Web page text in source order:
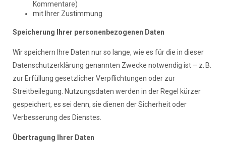
Kommentare)
mit Ihrer Zustimmung
Speicherung Ihrer personenbezogenen Daten
Wir speichern Ihre Daten nur so lange, wie es für die in dieser
Datenschutzerklärung genannten Zwecke notwendig ist – z. B.
zur Erfüllung gesetzlicher Verpflichtungen oder zur
Streitbeilegung. Nutzungsdaten werden in der Regel kürzer
gespeichert, es sei denn, sie dienen der Sicherheit oder
Verbesserung des Dienstes.
Übertragung Ihrer Daten